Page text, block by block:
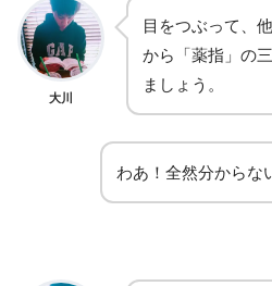
大川
目をつぶって、
から「薬指」の
ましょう。
わあ！全然分からな